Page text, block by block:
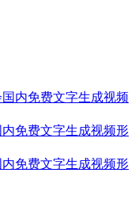
免费文字生成视频形
免费文字生成视频形